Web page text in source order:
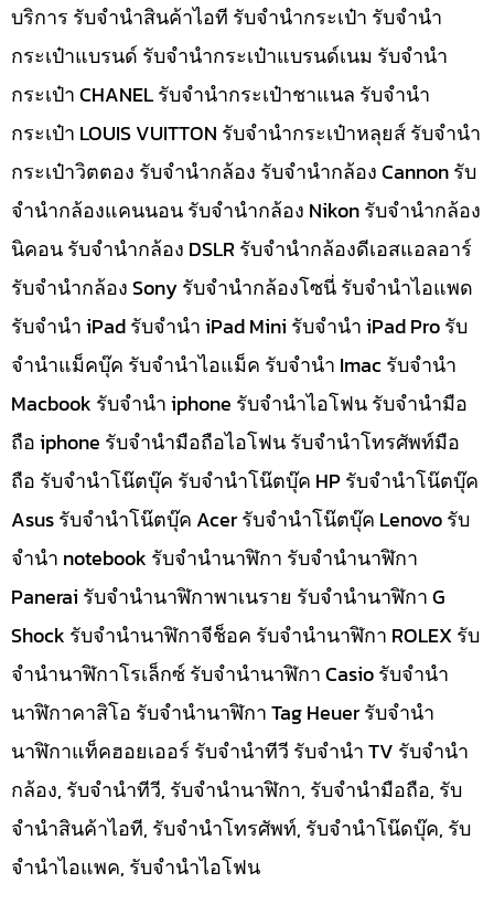
บริการ รับจำนำสินค้าไอที รับจำนำกระเป๋า รับจำนำ
กระเป๋าแบรนด์ รับจำนำกระเป๋าแบรนด์เนม รับจำนำ
กระเป๋า CHANEL รับจำนำกระเป๋าชาแนล รับจำนำ
กระเป๋า LOUIS VUITTON รับจำนำกระเป๋าหลุยส์ รับจำนำ
กระเป๋าวิตตอง รับจำนำกล้อง รับจำนำกล้อง Cannon รับ
จำนำกล้องแคนนอน รับจำนำกล้อง Nikon รับจำนำกล้อง
นิคอน รับจำนำกล้อง DSLR รับจำนำกล้องดีเอสแอลอาร์
รับจำนำกล้อง Sony รับจำนำกล้องโซนี่ รับจำนำไอแพด
รับจำนำ iPad รับจำนำ iPad Mini รับจำนำ iPad Pro รับ
จำนำแม็คบุ๊ค รับจำนำไอแม็ค รับจำนำ Imac รับจำนำ
Macbook รับจำนำ iphone รับจำนำไอโฟน รับจำนำมือ
ถือ iphone รับจำนำมือถือไอโฟน รับจำนำโทรศัพท์มือ
ถือ รับจำนำโน๊ตบุ๊ค รับจำนำโน๊ตบุ๊ค HP รับจำนำโน๊ตบุ๊ค
Asus รับจำนำโน๊ตบุ๊ค Acer รับจำนำโน๊ตบุ๊ค Lenovo รับ
จำนำ notebook รับจำนำนาฬิกา รับจำนำนาฬิกา
Panerai รับจำนำนาฬิกาพาเนราย รับจำนำนาฬิกา G
Shock รับจำนำนาฬิกาจีช็อค รับจำนำนาฬิกา ROLEX รับ
จำนำนาฬิกาโรเล็กซ์ รับจำนำนาฬิกา Casio รับจำนำ
นาฬิกาคาสิโอ รับจำนำนาฬิกา Tag Heuer รับจำนำ
นาฬิกาแท็คฮอยเออร์ รับจำนำทีวี รับจำนำ TV รับจำนำ
กล้อง, รับจำนำทีวี, รับจำนำนาฬิกา, รับจำนำมือถือ, รับ
จำนำสินค้าไอที, รับจำนำโทรศัพท์, รับจำนำโน๊ดบุ๊ค, รับ
จำนำไอแพค, รับจำนำไอโฟน